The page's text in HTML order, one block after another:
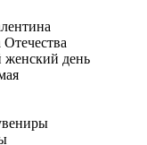
день